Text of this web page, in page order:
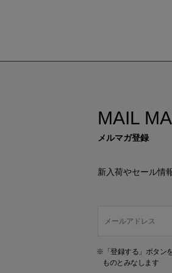
MAIL
メルマガ登録
新入荷やセール情
※「登録する」ボタン
ものとみなします